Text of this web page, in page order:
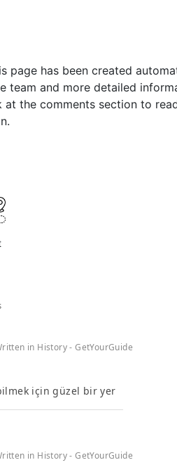
page has been created
and more detailed
the comments section to
in History - GetYourGuide
için güzel bir yer
in History - GetYourGuide